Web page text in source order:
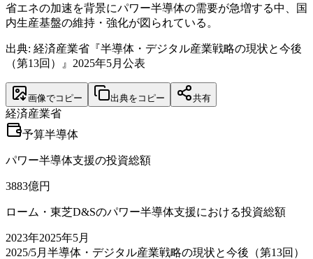
省エネの加速を背景にパワー半導体の需要が急増する中、国
内生産基盤の維持・強化が図られている。
出典: 経済産業省『半導体・デジタル産業戦略の現状と今後
（第13回）』2025年5月公表
画像でコピー 出典をコピー 共有
経済産業省
予算半導体
パワー半導体支援の投資総額
3883億円
ローム・東芝D&Sのパワー半導体支援における投資総額
2023年2025年5月
2025/5月 半導体・デジタル産業戦略の現状と今後（第13回）